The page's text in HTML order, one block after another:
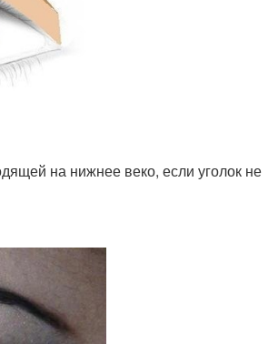
на нижнее веко, если уголок не